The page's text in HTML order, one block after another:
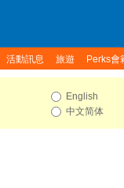
活動訊息 旅遊 Perks會
English
中文简体